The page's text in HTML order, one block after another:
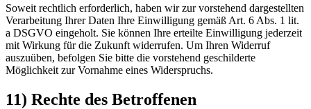
Soweit rechtlich erforderlich, haben wir zur vorstehend dargestellten
Verarbeitung Ihrer Daten Ihre Einwilligung gemäß Art. 6 Abs. 1 lit.
a DSGVO eingeholt. Sie können Ihre erteilte Einwilligung jederzeit
mit Wirkung für die Zukunft widerrufen. Um Ihren Widerruf
auszuüben, befolgen Sie bitte die vorstehend geschilderte
Möglichkeit zur Vornahme eines Widerspruchs.
11) Rechte des Betroffenen